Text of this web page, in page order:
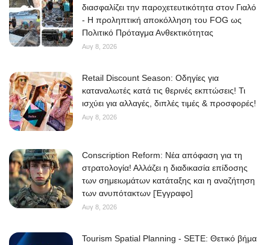
διασφαλίζει την παροχετευτικότητα στον Γιαλό
- Η προληπτική αποκόλληση του FOG ως
Πολιτικό Πρόταγμα Ανθεκτικότητας
Αυγ 8, 2026
Retail Discount Season: Οδηγίες για
καταναλωτές κατά τις θερινές εκπτώσεις! Τι
ισχύει για αλλαγές, διπλές τιμές & προσφορές!
Αυγ 8, 2026
Conscription Reform: Νέα απόφαση για τη
στρατολογία! Αλλάζει η διαδικασία επίδοσης
των σημειωμάτων κατάταξης και η αναζήτηση
των ανυπότακτων [Έγγραφο]
Αυγ 8, 2026
Tourism Spatial Planning - SETE: Θετικό βήμα